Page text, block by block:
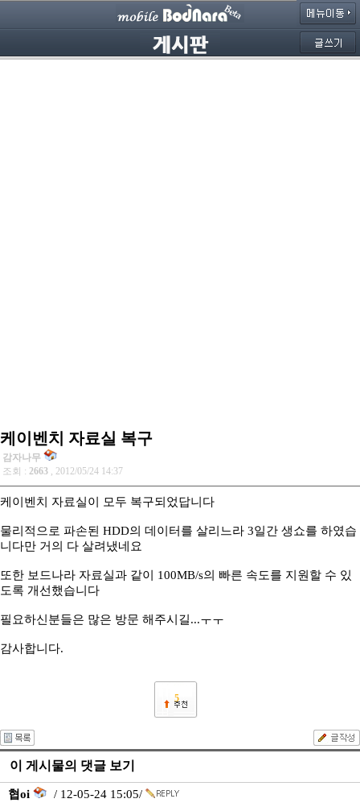
케이벤치 자료실 복구
감자나무
조회 : 2663 , 2012/05/24 14:37
케이벤치 자료실이 모두 복구되었답니다
물리적으로 파손된 HDD의 데이터를 살리느라 3일간 생쇼를 하였습
니다만 거의 다 살려냈네요
또한 보드나라 자료실과 같이 100MB/s의 빠른 속도를 지원할 수 있
도록 개선했습니다
필요하신분들은 많은 방문 해주시길...ㅜㅜ
감사합니다.
5
이 게시물의 댓글 보기
협oi
/ 12-05-24 15:05/